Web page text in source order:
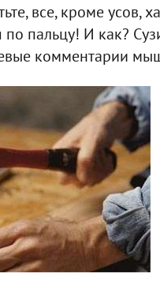
все, кроме усов,
по пальцу! И как?
комментарии